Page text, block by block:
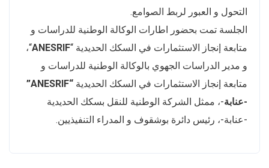
التحول و العبور لربط الصوامع.
الجلسة تمت بحضور اطارات الوكالة الوطنية للدراسات و
متابعة إنجاز الاستثمارات في السكك الحديدية “ANESRIF“،
و مدير الدراسات الجهوي بالوكالة الوطنية للدراسات و
متابعة إنجاز الاستثمارات في السكك الحديدية
“ANESRIF”
-عنابة-، ممثل الشركة الوطنية للنقل بسكك الحديدية
-عنابة-، رئيس دائرة بوشقوف و المدراء التنفيذيين.